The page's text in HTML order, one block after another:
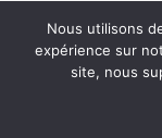
Nous utilisons
expérience sur
site, nous